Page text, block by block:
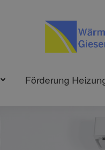
Förderung